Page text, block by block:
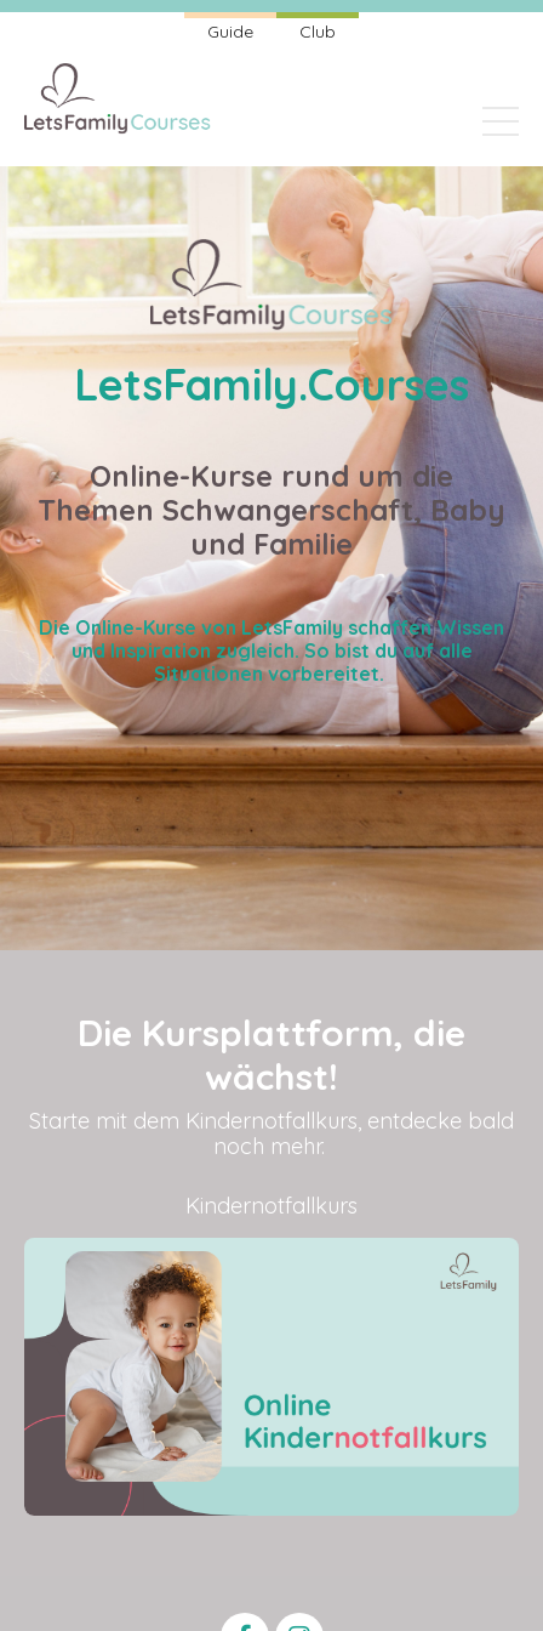
Guide Club
LetsFamily.Courses
Online-Kurse rund um die
Themen Schwangerschaft, Baby
und Familie
Die Online-Kurse von LetsFamily schaffen Wissen
und Inspiration zugleich. So bist du auf alle
Situationen vorbereitet.
Die Kursplattform, die
wächst!
Starte mit dem Kindernotfallkurs, entdecke bald
noch mehr.
Kindernotfallkurs